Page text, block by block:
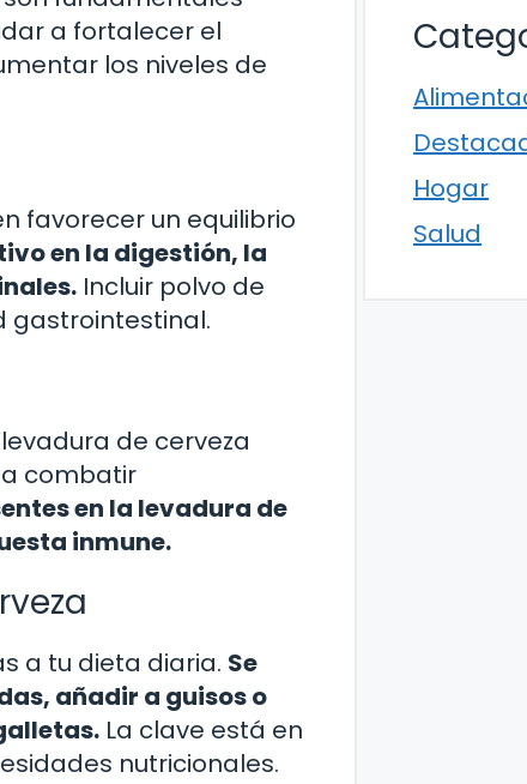
a fortalecer el
los niveles de
favorecer un equilibrio
en la digestión, la
Incluir polvo de
gastrointestinal.
de cerveza
combatir
en la levadura de
inmune.
a tu dieta diaria. Se
añadir a guisos o
La clave está en
nutricionales.
Hogar
Salud